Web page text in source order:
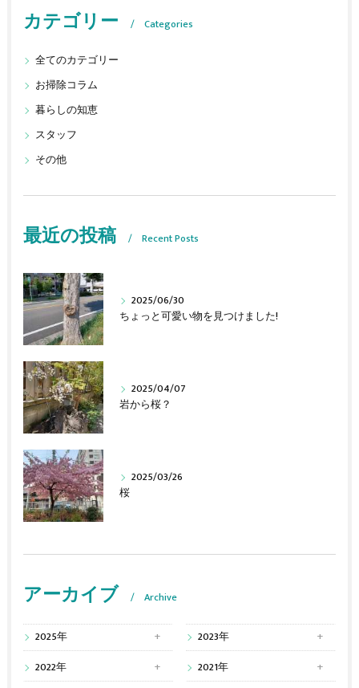
カテゴリー Categories
全てのカテゴリー
お掃除コラム
暮らしの知恵
スタッフ
その他
最近の投稿 Recent Posts
2025/06/30
ちょっと可愛い物を見つけました!
2025/04/07
岩から桜？
2025/03/26
桜
アーカイブ Archive
2025年
2023年
2022年
2021年